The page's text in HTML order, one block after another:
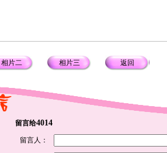
相片二 相片三 返回
留言给4014
留言人：